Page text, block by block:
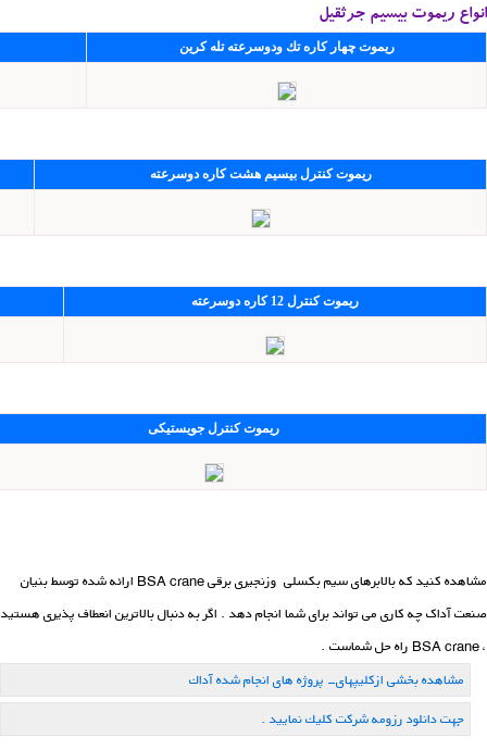
انواع ریموت بیسیم جرثقیل
ریموت چهار كاره تك ودوسرعته تله كرین
ریموت كنترل بیسیم هشت كاره دوسرعته
ریموت كنترل 12 كاره دوسرعته
ریموت كنترل جویستیكی
مشاهده کنید که بالابرهای سیم بکسلی وزنجیری برقی BSA crane ارائه شده توسط بنیان
صنعت آداک چه کاری می تواند برای شما انجام دهد . اگر به دنبال بالاترین انعطاف پذیری هستید
، BSA crane راه حل شماست .
مشاهده بخشی ازكلیپهای- پروژه های انجام شده آداك
جهت دانلود رزومه شركت كلیك نمایید .